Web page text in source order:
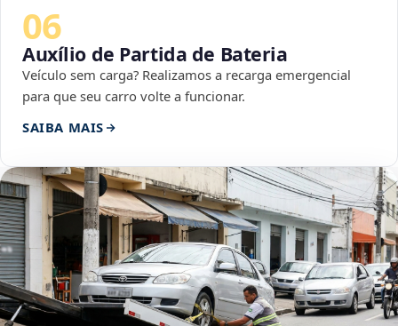
06
Auxílio de Partida de Bateria
Veículo sem carga? Realizamos a recarga emergencial
para que seu carro volte a funcionar.
SAIBA MAIS